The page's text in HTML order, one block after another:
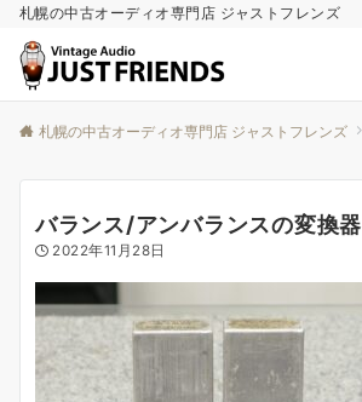
札幌の中古オーディオ専門店 ジャストフレンズ
札幌の中古オーディオ専門店 ジャストフレンズ
バランス/アンバランスの変換器
2022年11月28日